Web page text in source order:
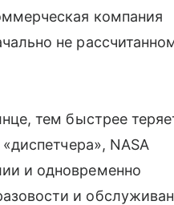
компания
не
тем быстрее
NASA
и одновременно
и